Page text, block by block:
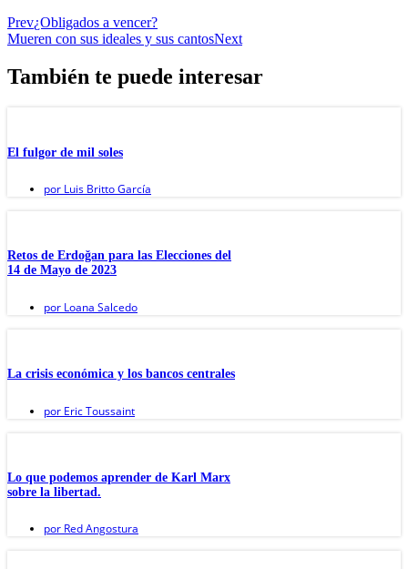
Prev¿Obligados a vencer?
Mueren con sus ideales y sus cantosNext
También te puede interesar
El fulgor de mil soles
por Luis Britto García
Retos de Erdoğan para las Elecciones del
14 de Mayo de 2023
por Loana Salcedo
La crisis económica y los bancos centrales
por Eric Toussaint
Lo que podemos aprender de Karl Marx
sobre la libertad.
por Red Angostura